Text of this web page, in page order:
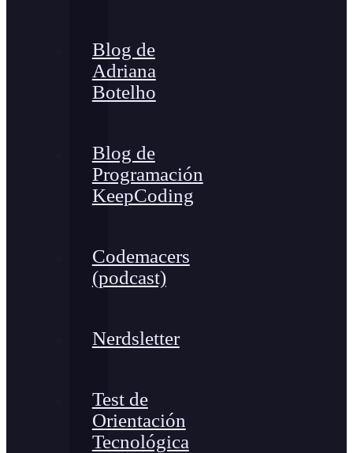
Blog de
Adriana
Botelho
Blog de
Programación
KeepCoding
Codemacers
(podcast)
Nerdsletter
Test de
Orientación
Tecnológica